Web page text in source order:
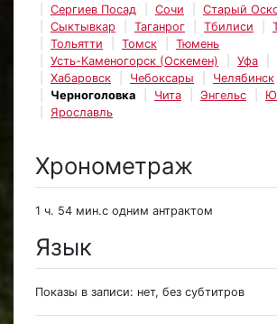
Сергиев Посад
Сочи Старый
Сыктывкар
Таганрог Тбилиси
Тольятти
Томск
Тюмень
Усть-Каменогорск (Оскемен)
Уфа
Хабаровск
Чебоксары Челябинск
Черноголовка
Чита Энгельс
Ярославль
Хронометраж
1 ч. 54 мин.с одним антрактом
Язык
Показы в записи: нет, без субтитров